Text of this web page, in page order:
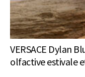
VERSACE Dylan
olfactive estivale